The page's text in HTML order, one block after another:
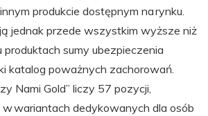
produkcie dostępnym na rynku.
jednak przede wszystkim wyższe niż
sumy ubezpieczenia
katalog poważnych zachorowań.
Nami Gold” liczy 57 pozycji,
w wariantach dedykowanych dla osób